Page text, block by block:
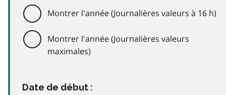
Montrer l'année (Journalières valeurs à 16 h)
Montrer l'année (Journalières valeurs
maximales)
Date de début :